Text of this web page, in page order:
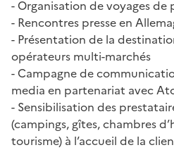
- Organisation de voyages de
- Rencontres presse en
- Présentation de la
opérateurs multi-marchés
- Campagne de
media en partenariat avec
- Sensibilisation des
(campings, gîtes, chambres
tourisme) à l’accueil de la